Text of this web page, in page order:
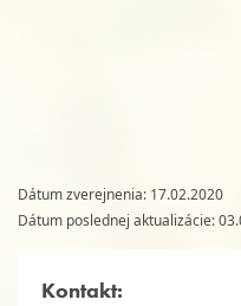
Dátum zverejnenia: 17.02.2020
Dátum poslednej aktualizácie:
Kontakt: